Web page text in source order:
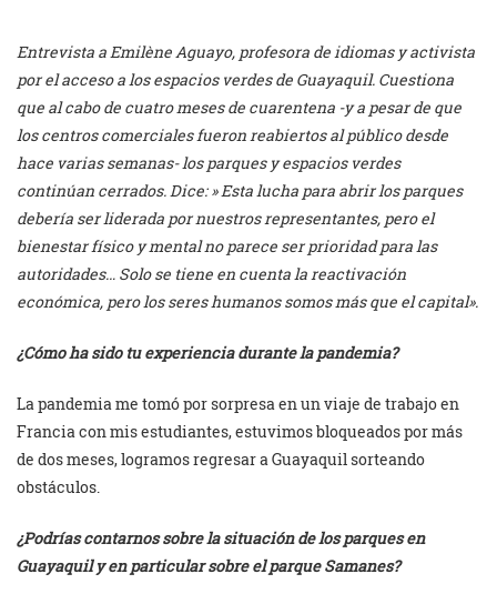
Entrevista a Emilène Aguayo, profesora de idiomas y activista
por el acceso a los espacios verdes de Guayaquil. Cuestiona
que al cabo de cuatro meses de cuarentena -y a pesar de que
los centros comerciales fueron reabiertos al público desde
hace varias semanas- los parques y espacios verdes
continúan cerrados. Dice: » Esta lucha para abrir los parques
debería ser liderada por nuestros representantes, pero el
bienestar físico y mental no parece ser prioridad para las
autoridades… Solo se tiene en cuenta la reactivación
económica, pero los seres humanos somos más que el capital».
¿Cómo ha sido tu experiencia durante la pandemia?
La pandemia me tomó por sorpresa en un viaje de trabajo en
Francia con mis estudiantes, estuvimos bloqueados por más
de dos meses, logramos regresar a Guayaquil sorteando
obstáculos.
¿Podrías contarnos sobre la situación de los parques en
Guayaquil y en particular sobre el parque Samanes?